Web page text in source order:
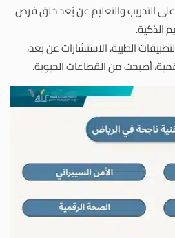
على التدريب والتعليم عن بُعد خلق فرص
الذكية.
الطبية، الاستشارات عن بعد،
أصبحت من القطاعات الحيوية.